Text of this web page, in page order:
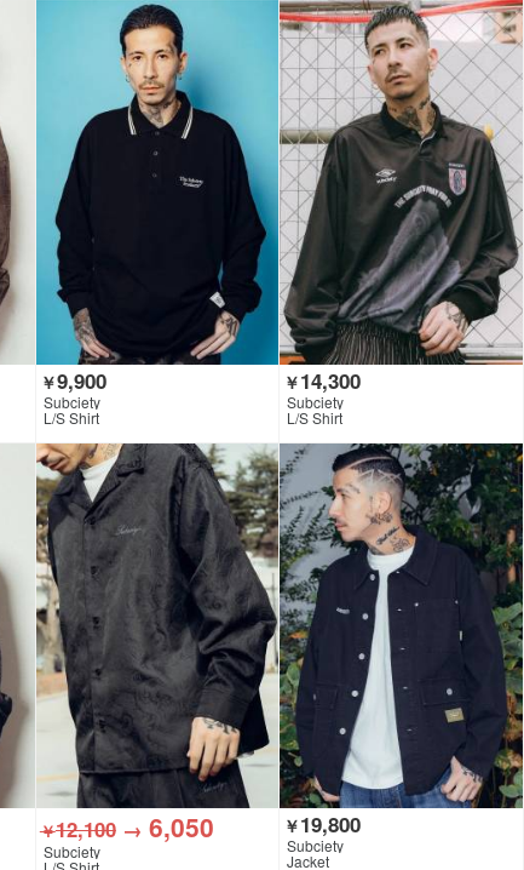
￥9,900
Subciety
L/S Shirt
￥14,300
Subciety
L/S Shirt
￥12,100→ 6,050
Subciety
￥19,800
Subciety
Jacket